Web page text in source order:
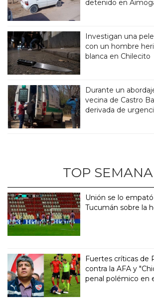
detenido en
Investigan una
con un hombre
blanca en Chilecito
Durante un
vecina de Castro
derivada de
TOP
Unión se lo
Tucumán sobre la
Fuertes críticas de
contra la AFA y
penal polémico en